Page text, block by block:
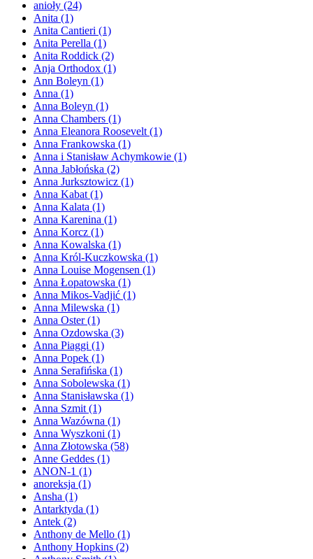
anioły (24)
Anita (1)
Anita Cantieri (1)
Anita Perella (1)
Anita Roddick (2)
Anja Orthodox (1)
Ann Boleyn (1)
Anna (1)
Anna Boleyn (1)
Anna Chambers (1)
Anna Eleanora Roosevelt (1)
Anna Frankowska (1)
Anna i Stanisław Achymkowie (1)
Anna Jabłońska (2)
Anna Jurksztowicz (1)
Anna Kabat (1)
Anna Kalata (1)
Anna Karenina (1)
Anna Korcz (1)
Anna Kowalska (1)
Anna Król-Kuczkowska (1)
Anna Louise Mogensen (1)
Anna Łopatowska (1)
Anna Mikos-Vadjić (1)
Anna Milewska (1)
Anna Oster(1)
Anna Ozdowska (3)
Anna Piaggi (1)
Anna Popek (1)
Anna Serafińska (1)
Anna Sobolewska (1)
Anna Stanisławska (1)
Anna Szmit (1)
Anna Wazówna (1)
Anna Wyszkoni (1)
Anna Złotowska (58)
Anne Geddes (1)
ANON-1 (1)
anoreksja (1)
Ansha (1)
Antarktyda (1)
Antek (2)
Anthony de Mello (1)
Anthony Hopkins (2)